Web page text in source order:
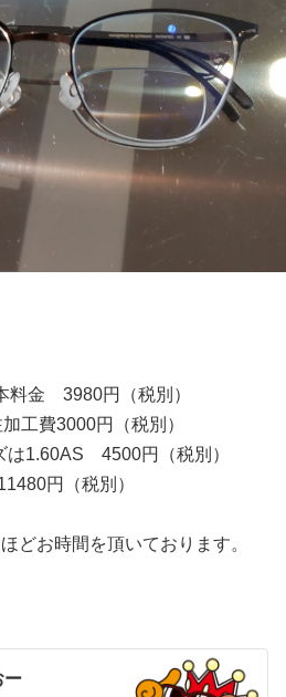
料金 3980円（税別）
工費3000円（税別）
は1.60AS 4500円（税別）
円（税別）
どお時間を頂いております。
ー